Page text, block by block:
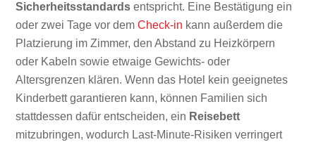
Sicherheitsstandards entspricht. Eine Bestätigung ein
oder zwei Tage vor demCheck-in kann außerdem die
Platzierung im Zimmer, den Abstand zu Heizkörpern
oder Kabeln sowie etwaige Gewichts- oder
Altersgrenzen klären. Wenn das Hotel kein geeignetes
Kinderbett garantieren kann, können Familien sich
stattdessen dafür entscheiden, ein Reisebett
mitzubringen, wodurch Last-Minute-Risiken verringert